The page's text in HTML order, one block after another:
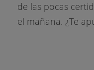
de las pocas
el mañana. ¿Te